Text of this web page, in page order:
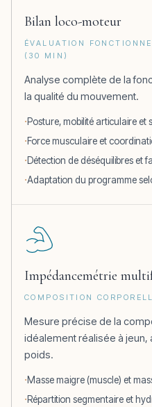
Bilan loco-moteur
ÉVALUATION
(30 MIN)
Analyse complète de la
la qualité du mouvement.
Posture, mobilité articulaire et
Force musculaire et
Détection de déséquilibres et
Adaptation du programme
Impédancemétrie
COMPOSITION
Mesure précise de la
idéalement réalisée à jeun,
poids.
Masse maigre (muscle) et
Répartition segmentaire et